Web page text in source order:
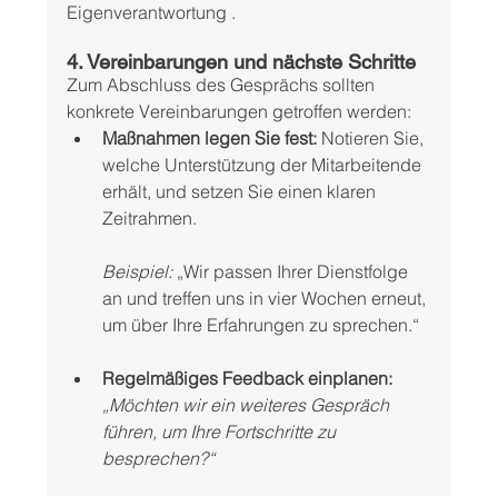
Eigenverantwortung .
4. Vereinbarungen und nächste Schritte
Zum Abschluss des Gesprächs sollten
konkrete Vereinbarungen getroffen werden:
Maßnahmen legen Sie fest: Notieren Sie,
welche Unterstützung der Mitarbeitende
erhält, und setzen Sie einen klaren
Zeitrahmen.
Beispiel: „Wir passen Ihrer Dienstfolge
an und treffen uns in vier Wochen erneut,
um über Ihre Erfahrungen zu sprechen.“
Regelmäßiges Feedback einplanen:
„Möchten wir ein weiteres Gespräch
führen, um Ihre Fortschritte zu
besprechen?“